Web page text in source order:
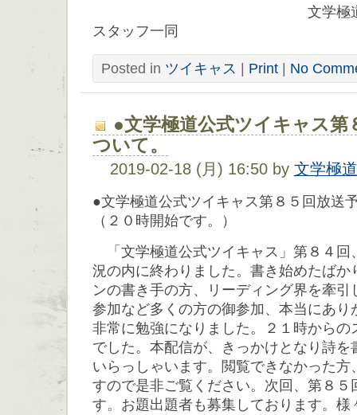
文学極道公式ツイ
スタッフ一同
Posted in ツイキャス Print No
●文学極道公式ツイキャス第
ついて。
2019-02-18 (月) 16:50 by 文学極
●文学極道公式ツイキャス第８５回放送
（２０時開始です。）
「文学極道公式ツイキャス」第８４回
況の内に終わりました。書き始めたばか
ンの書き手の方、リーディング界を牽
参加など多くの方の御参加、本当にあり
非常に勉強になりました。２１時からの
でした。本配信が、きっかけとなり詩を
いらっしゃいます。閲覧できなかった方
すので是非ご覧ください。次回、第８５
す。お題出題者も募集しております。様